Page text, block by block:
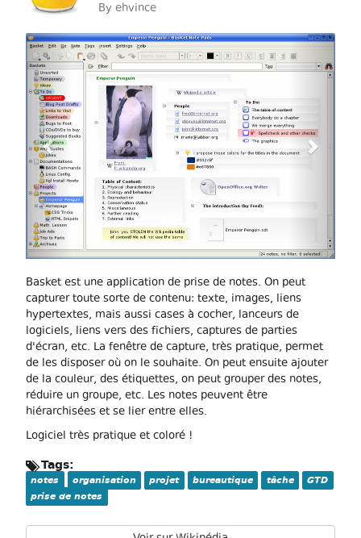
By ehvince
Previous Next
Basket est une application de prise de notes. On peut
capturer toute sorte de contenu: texte, images, liens
hypertextes, mais aussi cases à cocher, lanceurs de
logiciels, liens vers des fichiers, captures de parties
d'écran, etc. La fenêtre de capture, très pratique, permet
de les disposer où on le souhaite. On peut ensuite ajouter
de la couleur, des étiquettes, on peut grouper des notes,
réduire un groupe, etc. Les notes peuvent être
hiérarchisées et se lier entre elles.
Logiciel très pratique et coloré !
Tags:
notes organisation projet bureautique tâche
GTD
prise de notes